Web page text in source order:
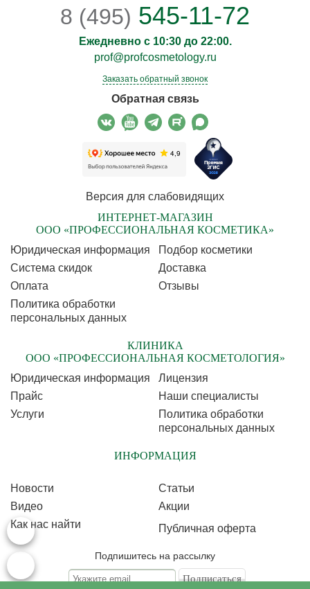
8 (495) 545-11-72
Ежедневно с 10:30 до 22:00.
prof@profcosmetology.ru
Заказать обратный звонок
Обратная связь
Версия для слабовидящих
ИНТЕРНЕТ-МАГАЗИН
ООО «ПРОФЕССИОНАЛЬНАЯ КОСМЕТИКА»
Юридическая информация
Подбор косметики
Cистема скидок
Доставка
Оплата
Отзывы
Политика обработки
персональных данных
КЛИНИКА
ООО «ПРОФЕССИОНАЛЬНАЯ КОСМЕТОЛОГИЯ»
Юридическая информация
Лицензия
Прайс
Наши специалисты
Услуги
Политика обработки
персональных данных
ИНФОРМАЦИЯ
Новости
Статьи
Видео
Акции
Как нас найти
Публичная оферта
Подпишитесь на рассылку